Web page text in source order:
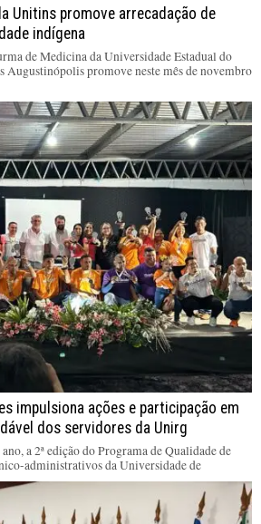
Unitins promove arrecadação de
indígena
de Medicina da Universidade Estadual do
Augustinópolis promove neste mês de novembro
impulsiona ações e participação em
dos servidores da Unirg
a 2ª edição do Programa de Qualidade de
administrativos da Universidade de